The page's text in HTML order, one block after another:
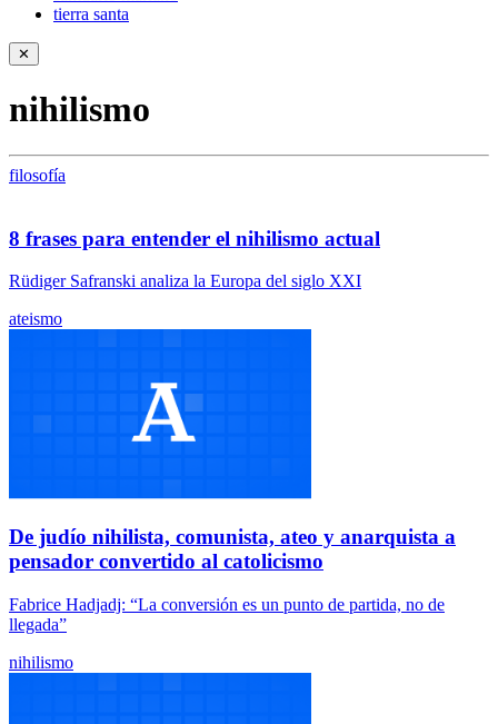
tierra santa
✕
nihilismo
filosofía
8 frases para entender el nihilismo actual
Rüdiger Safranski analiza la Europa del siglo XXI
ateismo
De judío nihilista, comunista, ateo y anarquista a
pensador convertido al catolicismo
Fabrice Hadjadj: “La conversión es un punto de partida, no de
llegada”
nihilismo